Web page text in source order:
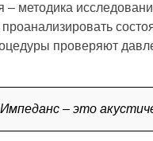
методика
проверяют
Импеданс – это